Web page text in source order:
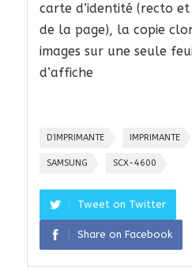
carte d’identité (recto
de la page), la copie
images sur une seule
d’affiche
D’IMPRIMANTE IMPRIMANTE
SAMSUNG SCX-4600
Tweet on Twitter
Share on Facebook